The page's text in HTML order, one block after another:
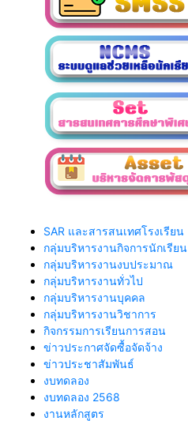
SAR และสารสนเทศโรงเรียน
กลุ่มบริหารงานกิจการนักเรียน
กลุ่มบริหารงานงบประมาณ
กลุ่มบริหารงานทั่วไป
กลุ่มบริหารงานบุคคล
กลุ่มบริหารงานวิชาการ
กิจกรรมการเรียนการสอน
ข่าวประกาศจัดซื้อจัดจ้าง
ข่าวประชาสัมพันธ์
งบทดลอง
งบทดลอง 2568
งานหลักสูตร